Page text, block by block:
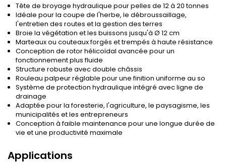
Tête de broyage hydraulique pour pelles de 12 à 20 tonnes
Idéale pour la coupe de l'herbe, le débroussaillage,
l'entretien des routes et la gestion des terres
Broie la végétation et les buissons jusqu'à Ø 12 cm
Marteaux ou couteaux forgés et trempés à haute résistance
Conception de rotor hélicoïdal avancée pour un
fonctionnement plus fluide
Structure robuste avec double châssis
Rouleau palpeur réglable pour une finition uniforme au so
Système de protection hydraulique intégré avec ligne de
drainage
Adaptée pour la foresterie, l'agriculture, le paysagisme, les
municipalités et les entrepreneurs
Conception à faible maintenance pour une longue durée de
vie et une productivité maximale
Applications